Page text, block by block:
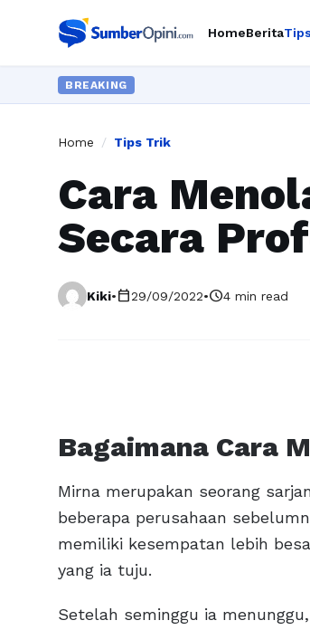
HomeBerita
BREAKING
Home / Tips Trik
Cara
Secara
Kiki•calendar_today29/09/2022•schedule4 min read
Bagaimana Cara
Mirna merupakan seorang
beberapa perusahaan
memiliki kesempatan lebih
yang ia tuju.
Setelah seminggu ia